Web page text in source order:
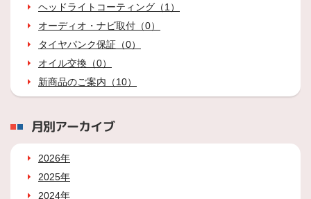
ヘッドライトコーティング（1）
オーディオ・ナビ取付（0）
タイヤパンク保証（0）
オイル交換（0）
新商品のご案内（10）
月別アーカイブ
2026年
2025年
2024年